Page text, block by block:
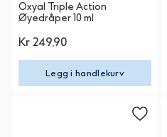
Oxyal Triple Action
Øyedråper 10 ml
Kr 249,90
Legg i handlekurv